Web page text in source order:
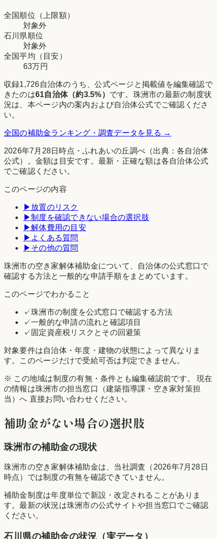
全国順位（上限額）
対象外
石川県順位
対象外
全国平均（目安）
63万円
収録1,726自治体のうち、公式ページと掲載値を編集確認で
きたのは61自治体（約3.5%） です。 珠洲市の最新の制度状
況は、本ページ内の案内および自治体公式でご確認くださ
い。
全国の補助金ランキング・調査データを見る →
2026年7月28日時点 ・ふれあいの丘調べ （出典：各自治体
公式）。金額は目安です。最新・正確な額は各自治体公式
でご確認ください。
このページの内容
▶ 放置のリスク
▶制度を確認できない場合の選択肢
▶解体費用の目安
▶ よくある質問
▶ その他の質問
珠洲市の空き家解体補助金について、自治体の公式窓口で
確認する方法と一般的な申請手順をまとめています。
このページでわかること
✓珠洲市の制度を公式窓口で確認する方法
✓一般的な申請の流れと確認項目
✓ 固定資産税リスクとその回避策
対象要件は自治体・年度・建物の状態によって異なりま
す。このページだけで受給可否は判定できません。
※ この地域は制度の有無・条件とも編集確認前です。 現在
の情報は珠洲市の担当窓口（建築指導課・空き家対策担
当）へ 直接お問い合わせください。
補助金がない場合の選択肢
珠洲市の補助金の現状
珠洲市の空き家解体補助金は、当社調査（2026年7月28日
時点）では制度の有無を確認できていません。
補助金制度は年度単位で新設・改定されることがありま
す。最新の状況は珠洲市の公式サイトや担当窓口でご確認
ください。
石川県の補助金の状況（実データ）